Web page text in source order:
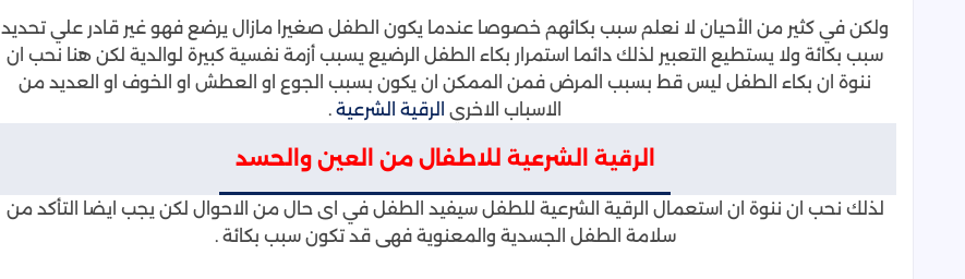
ولكن في كثير من الأحيان لا نعلم سبب بكائهم خصوصا عندما يكون الطفل صغيرا مازال يرضع فهو غير قادر علي تحديد
سبب بكائة ولا يستطيع التعبير لذلك دائما استمرار بكاء الطفل الرضيع يسبب أزمة نفسية كبيرة لوالدية لكن هنا نحب ان
ننوة ان بكاء الطفل ليس قط بسبب المرض فمن الممكن ان يكون بسبب الجوع او العطش او الخوف او العديد من
الاسباب الاخري الرقية الشرعية .
الرقية الشرعية للاطفال من العين والحسد
لذلك نحب ان ننوة ان استعمال الرقية الشرعية للطفل سيفيد الطفل في اى حال من الاحوال لكن يجب ايضا التأكد من
سلامة الطفل الجسدية والمعنوية فهى قد تكون سبب بكائة .